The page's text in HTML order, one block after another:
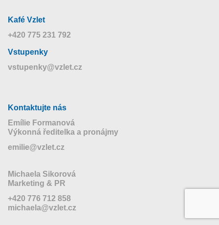
Kafé Vzlet
+420 775 231 792
Vstupenky
vstupenky@vzlet.cz
Kontaktujte nás
Emílie Formanová
Výkonná ředitelka a pronájmy
emilie@vzlet.cz
Michaela Sikorová
Marketing & PR
+420 776 712 858
michaela@vzlet.cz